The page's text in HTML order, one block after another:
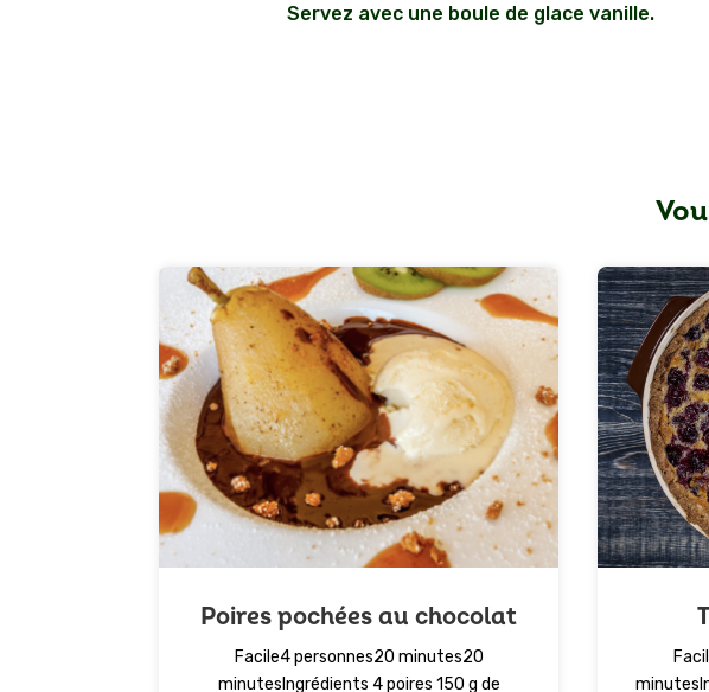
Servez avec une boule de glace vanille.
Poires pochées au chocolat
Facile4 personnes20 minutes20
minutesIngrédients 4 poires 150 g de